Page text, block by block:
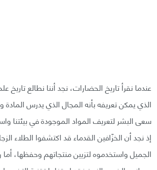
عندما نقرأ تاريخ الحضارات، نجد أننا نطالع تاريخ
الذي يمكن تعريفه بأنه المجال الذي يدرس
سعى البشر لتعريف المواد الموجودة في بيئتنا
إذ نجد أن الخزّافين القدماء قد اكتشفوا الطلاء
الجميل واستخدموه لتزيين منتجاتهم وحفظها، أما